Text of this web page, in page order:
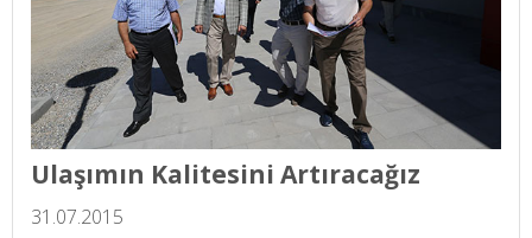
Ulaşımın Kalitesini Artıracağız
31.07.2015